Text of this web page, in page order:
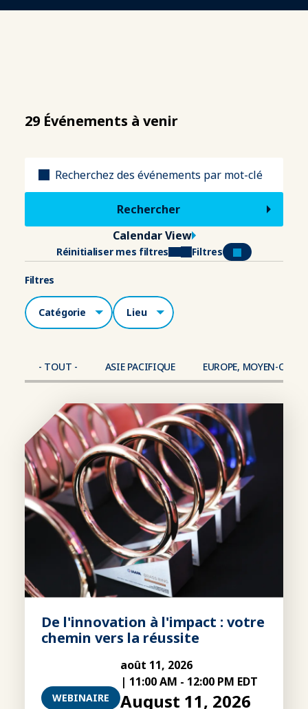
29 Événements à venir
Calendar View
Réinitialiser mes filtres Filtres
Filtres
Catégories Lieu
- TOUT - ASIE PACIFIQUE EUROPE, MOYEN-
De l'innovation à l'impact : votre
chemin vers la réussite
WEBINAIRE
août 11, 2026
| 11:00 AM - 12:00 PM EDT
August 11, 2026